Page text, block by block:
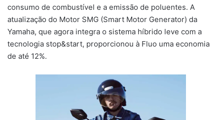
consumo de combustível e a emissão de poluentes. A
atualização do Motor SMG (Smart Motor Generator) da
Yamaha, que agora integra o sistema híbrido leve com a
tecnologia stop&start, proporcionou à Fluo uma economia
de até 12%.